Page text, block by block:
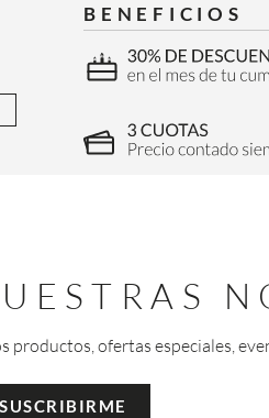
BENEFICIOS
productos, ofertas especiales,